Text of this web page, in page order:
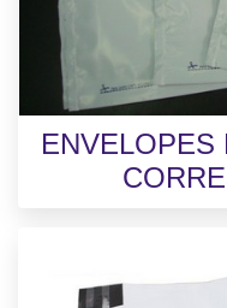
ENVELOPES